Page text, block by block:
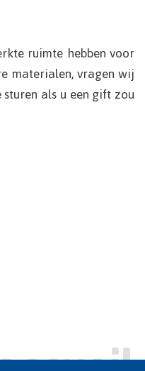
ruimte hebben voor
materialen, vragen wij
als u een gift zou